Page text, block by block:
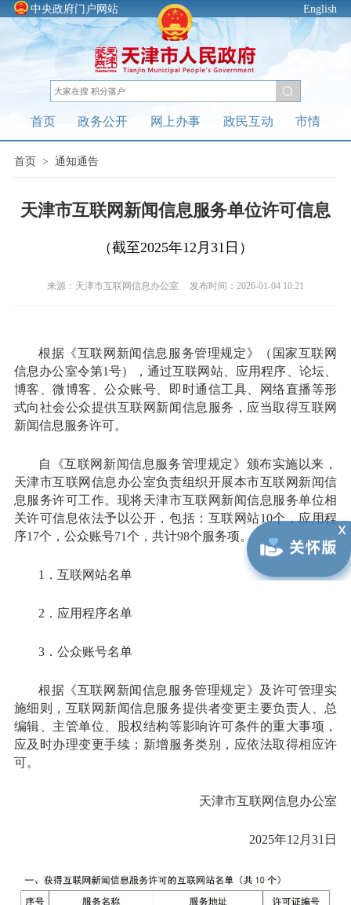
中央政府门户网站 English
首页 政务公开 网上办事 政民互动 市情
首页> 通知通告
天津市互联网新闻信息服务单位许可信息
（截至2025年12月31日）
来源：天津市互联网信息办公室 发布时间：2026-01-04 10:21
根据《互联网新闻信息服务管理规定》（国家互联网
信息办公室令第1号），通过互联网站、应用程序、论坛、
博客、微博客、公众账号、即时通信工具、网络直播等形
式向社会公众提供互联网新闻信息服务，应当取得互联网
新闻信息服务许可。
自《互联网新闻信息服务管理规定》颁布实施以来，
天津市互联网信息办公室负责组织开展本市互联网新闻信
息服务许可工作。现将天津市互联网新闻信息服务单位相
关许可信息依法予以公开，包括：互联网站10个，应用程
序17个，公众账号71个，共计98个服务项。
1．互联网站名单
2．应用程序名单
3．公众账号名单
根据《互联网新闻信息服务管理规定》及许可管理实
施细则，互联网新闻信息服务提供者变更主要负责人、总
编辑、主管单位、股权结构等影响许可条件的重大事项，
应及时办理变更手续；新增服务类别，应依法取得相应许
可。
天津市互联网信息办公室
2025年12月31日